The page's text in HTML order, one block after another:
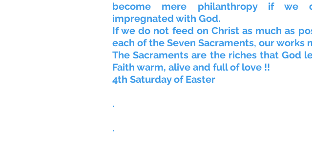
become mere philanthropy if we
impregnated with God.
If we do not feed on Christ as much as
each of the Seven Sacraments, our works
The Sacraments are the riches that God
Faith warm, alive and full of love !!
4th Saturday of Easter
.
.